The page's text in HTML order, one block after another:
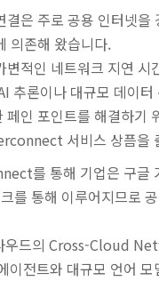
결은 주로 공용 인터넷
의존해 왔습니다.
변적인 네트워크 지연
추론이나 대규모 데이
페인 포인트를 해결하기
서비스 상픔을
를 통해 기업은 구글
를 통해 이루어지므로
우드의 Cross-Cloud
이전트와 대규모 언어